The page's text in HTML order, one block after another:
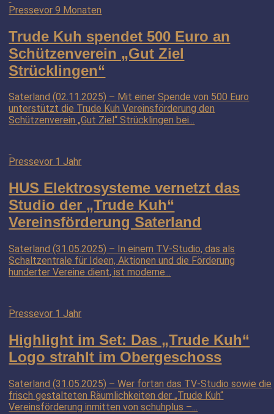
Pressevor 9 Monaten
Trude Kuh spendet 500 Euro an
Schützenverein „Gut Ziel
Strücklingen“
Saterland (02.11.2025) – Mit einer Spende von 500 Euro
unterstützt die Trude Kuh Vereinsförderung den
Schützenverein „Gut Ziel“ Strücklingen bei...
Pressevor 1 Jahr
HUS Elektrosysteme vernetzt das
Studio der „Trude Kuh“
Vereinsförderung Saterland
Saterland (31.05.2025) – In einem TV-Studio, das als
Schaltzentrale für Ideen, Aktionen und die Förderung
hunderter Vereine dient, ist moderne...
Pressevor 1 Jahr
Highlight im Set: Das „Trude Kuh“
Logo strahlt im Obergeschoss
Saterland (31.05.2025) – Wer fortan das TV-Studio sowie die
frisch gestalteten Räumlichkeiten der „Trude Kuh“
Vereinsförderung inmitten von schuhplus –...